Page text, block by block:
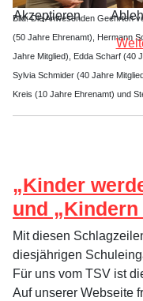
Bild: Die Anwesenden Geehrten
(50 Jahre Ehrenamt), Hermann
Jahre Mitglied), Edda Scharf (40
Sylvia Schmider (40 Jahre
Kreis (10 Jahre Ehrenamt) und
„Kinder
und
Mit diesen
diesjährigen
Für uns vom TSV ist
Auf unserer Webseite
Akzeptieren